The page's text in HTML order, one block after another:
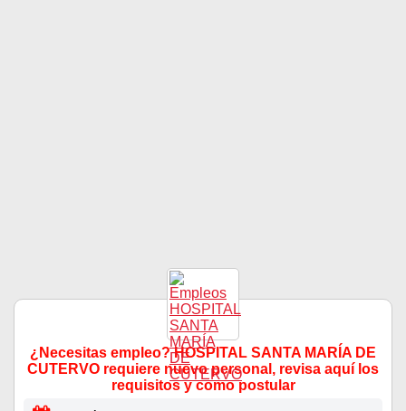
¿Necesitas empleo? HOSPITAL SANTA MARÍA DE
CUTERVO requiere nuevo personal, revisa aquí los
requisitos y como postular